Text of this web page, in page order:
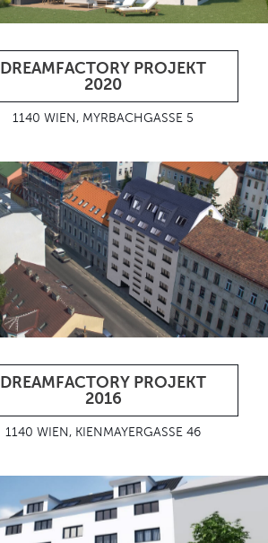
DREAMFACTORY PROJEKT
2020
1140 WIEN, MYRBACHGASSE 5
DREAMFACTORY PROJEKT
2016
1140 WIEN, KIENMAYERGASSE 46